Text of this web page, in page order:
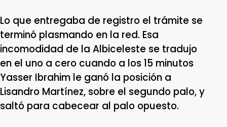
Lo que entregaba de registro el trámite se
terminó plasmando en la red. Esa
incomodidad de la Albiceleste se tradujo
en el uno a cero cuando a los 15 minutos
Yasser Ibrahim le ganó la posición a
Lisandro Martínez, sobre el segundo palo, y
saltó para cabecear al palo opuesto.